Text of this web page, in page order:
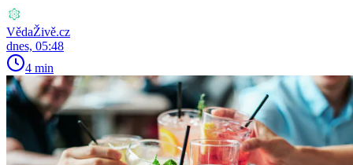
VědaŽivě.cz
dnes, 05:48
4 min